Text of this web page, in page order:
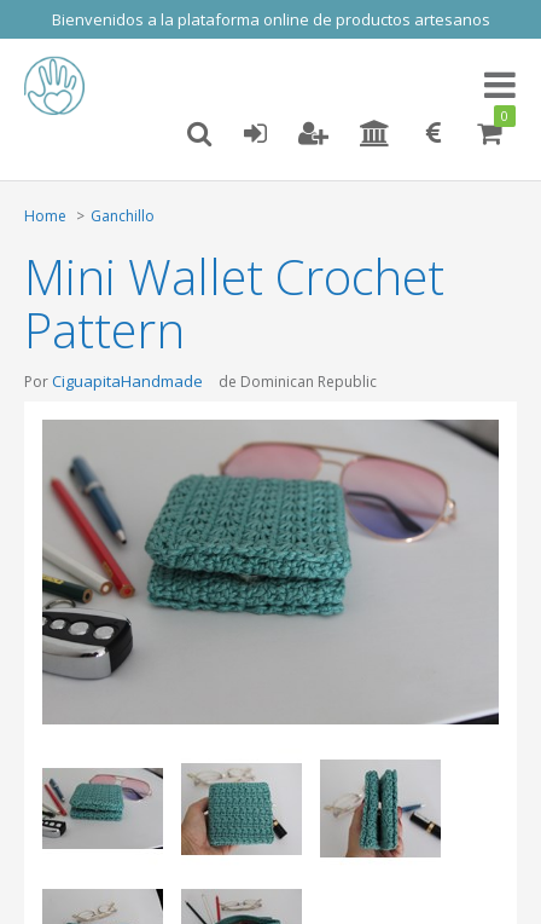
Bienvenidos a la plataforma online de productos artesanos
Toggle
0
Home Ganchillo
Mini Wallet Crochet
Pattern
PorCiguapitaHandmade de Dominican Republic